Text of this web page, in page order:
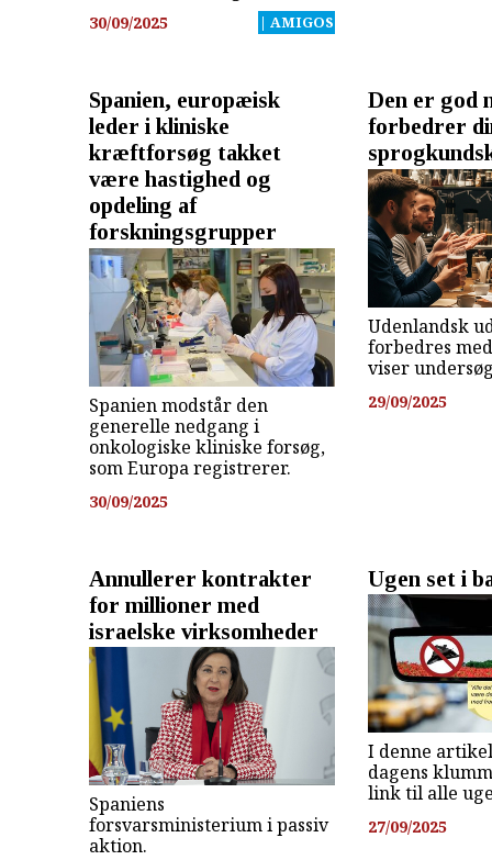
30/09/2025 | AMIGOS
Spanien, europæisk
leder i kliniske
kræftforsøg takket
være hastighed og
opdeling af
forskningsgrupper
Spanien modstår den
generelle nedgang i
onkologiske kliniske forsøg,
som Europa registrerer.
30/09/2025
Den er god
forbedrer
Udenlandsk
forbedres
viser
29/09/2025
Annullerer kontrakter
for millioner med
israelske virksomheder
Spaniens
forsvarsministerium i passiv
aktion.
Ugen set i
I denne
dagens
link til alle
27/09/2025